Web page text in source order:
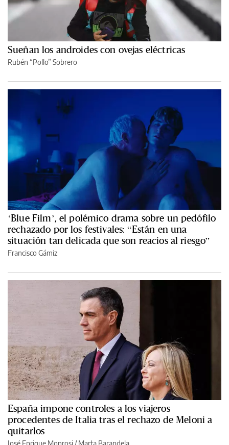
Sueñan los androides con ovejas eléctricas
Rubén “Pollo” Sobrero
‘Blue Film’, el polémico drama sobre un pedófilo
rechazado por los festivales: “Están en una
situación tan delicada que son reacios al riesgo”
Francisco Gámiz
España impone controles a los viajeros
procedentes de Italia tras el rechazo de Meloni a
quitarlos